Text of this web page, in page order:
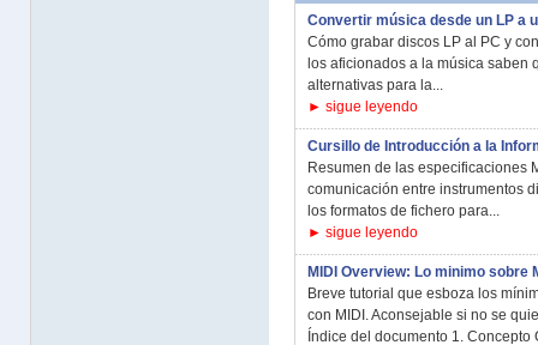
Convertir música desde un LP a
Cómo grabar discos LP al PC y
los aficionados a la música saben
alternativas para la...
► sigue leyendo
Cursillo de Introducción a la
Resumen de las especificaciones
comunicación entre instrumentos
los formatos de fichero para...
► sigue leyendo
MIDI Overview: Lo minimo sobre
Breve tutorial que esboza los
con MIDI. Aconsejable si no se
Índice del documento 1. Concepto